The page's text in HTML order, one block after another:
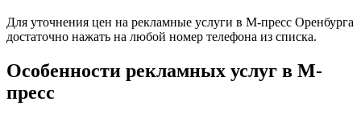
Для уточнения цен на рекламные услуги в М-пресс Оренбурга
достаточно нажать на любой номер телефона из списка.
Особенности рекламных услуг в М-
пресс